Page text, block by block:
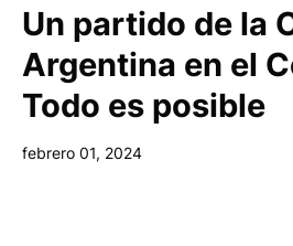
Un partido de la
Argentina en el
Todo es posible
febrero 01, 2024